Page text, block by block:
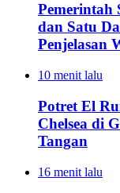
Pemerintah
dan Satu
Penjelasan
10 menit lalu
Potret El
Chelsea di
Tangan
16 menit lalu